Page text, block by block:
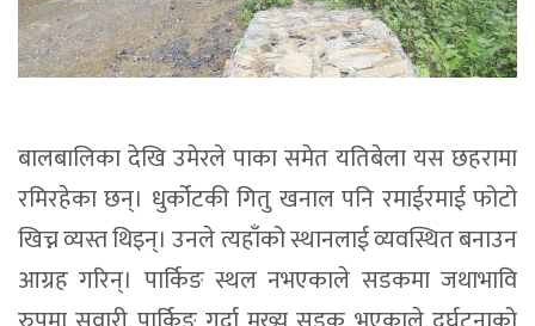
बालबालिका देखि उमेरले पाका समेत यतिबेला यस छहरामा
रमिरहेका छन्। धुर्कोटकी गितु खनाल पनि रमाईरमाई फोटो
खिच्न व्यस्त थिइन्। उनले त्यहाँको स्थानलाई व्यवस्थित बनाउन
आग्रह गरिन्। पार्किङ स्थल नभएकाले सडकमा जथाभावि